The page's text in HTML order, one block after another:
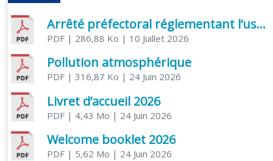
Arrêté préfectoral réglementant l’usage de l’eau
PDF| 286,88 Ko | 10 Juillet 2026
Pollution atmosphérique
PDF| 316,87 Ko | 24 Juin 2026
Livret d’accueil 2026
PDF| 4,43 Mo | 24 Juin 2026
Welcome booklet 2026
PDF| 5,62 Mo | 24 Juin 2026